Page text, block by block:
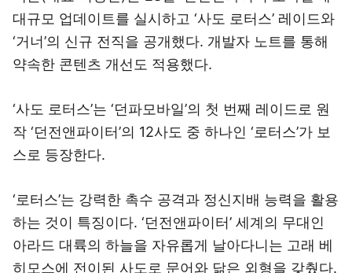
대규모 업데이트를 실시하고 ‘사도 로터스’ 레이드와
‘거너’의 신규 전직을 공개했다. 개발자 노트를 통해
약속한 콘텐츠 개선도 적용했다.
‘사도 로터스’는 ‘던파모바일’의 첫 번째 레이드로 원
작 ‘던전앤파이터’의 12사도 중 하나인 ‘로터스’가 보
스로 등장한다.
‘로터스’는 강력한 촉수 공격과 정신지배 능력을 활용
하는 것이 특징이다. ‘던전앤파이터’ 세계의 무대인
아라드 대륙의 하늘을 자유롭게 날아다니는 고래 베
히모스에 전이된 사도로 문어와 닮은 외형을 갖췄다.